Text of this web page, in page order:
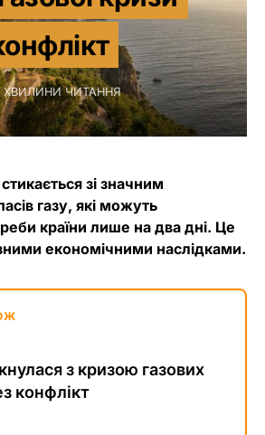
ХВИЛИНИ ЧИТАННЯ
зі значним
газу, які можуть
країни лише на два дні. Це
економічними наслідками.
з кризою газових
конфлікт